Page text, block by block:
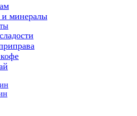
минералы